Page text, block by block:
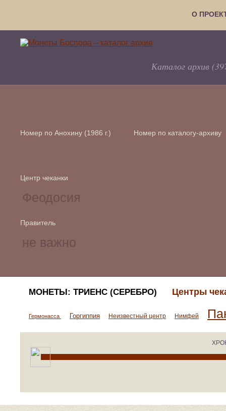
О
Каталог архив
Номер по Анохину (1986 г.) Номер по каталогу-архиву
Центр чеканки
Правитель
МОНЕТЫ: ТРИЕНС (СЕРЕБРО) Центры
Гермонасса Горгиппия Неизвестный центр Нимфей